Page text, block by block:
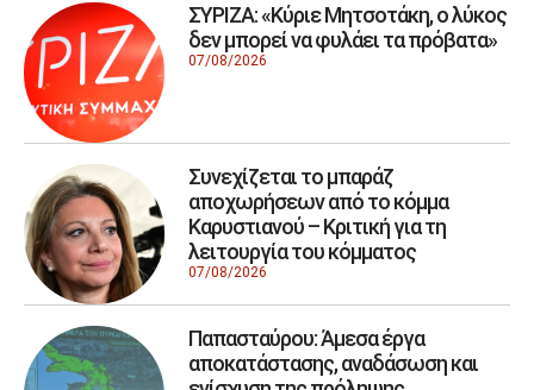
ΣΥΡΙΖΑ: «Κύριε Μητσοτάκη, ο λύκος
δεν μπορεί να φυλάει τα πρόβατα»
07/08/2026
Συνεχίζεται το μπαράζ
αποχωρήσεων από το κόμμα
Καρυστιανού – Κριτική για τη
λειτουργία του κόμματος
07/08/2026
Παπασταύρου: Άμεσα έργα
αποκατάστασης, αναδάσωση και